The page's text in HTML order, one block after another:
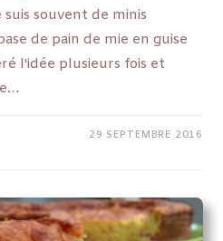
souvent de minis
de pain de mie en guise
l'idée plusieurs fois et
29 SEPTEMBRE 2016